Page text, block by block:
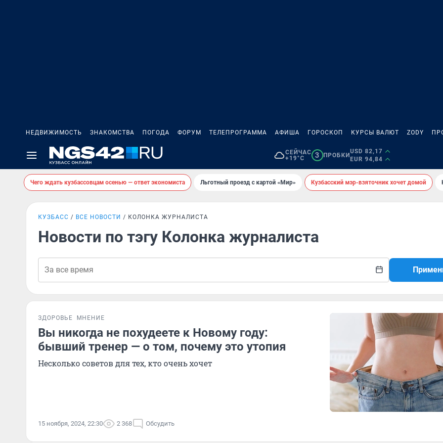
НЕДВИЖИМОСТЬ ЗНАКОМСТВА ПОГОДА ФОРУМ ТЕЛЕПРОГРАММА АФИША ГОРОСКОП КУРСЫ ВАЛЮТ ZODY
СЕЙЧАС
+19°C
3 ПРОБКИ
USD 82,17
EUR 94,84
Чего ждать кузбассовцам осенью — ответ экономиста Льготный проезд с картой «Мир» Кузбасский мэр-взяточник хочет домой
КУЗБАСС ВСЕ НОВОСТИ КОЛОНКА ЖУРНАЛИСТА
Новости по тэгу Колонка журналиста
ЗДОРОВЬЕ МНЕНИЕ
Вы никогда не похудеете к Новому году:
бывший тренер — о том, почему это утопия
Несколько советов для тех, кто очень хочет
15 ноября, 2024, 22:30 2 368 Обсудить